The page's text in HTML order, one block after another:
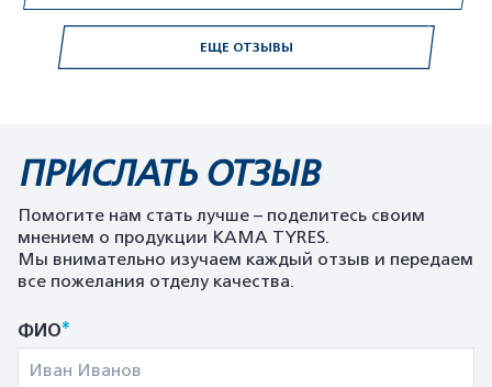
ЕЩЕ ОТЗЫВЫ
ПРИСЛАТЬ ОТЗЫВ
Помогите нам стать лучше – поделитесь своим
мнением о продукции KAMA TYRES.
Мы внимательно изучаем каждый отзыв и передаем
все пожелания отделу качества.
ФИО*